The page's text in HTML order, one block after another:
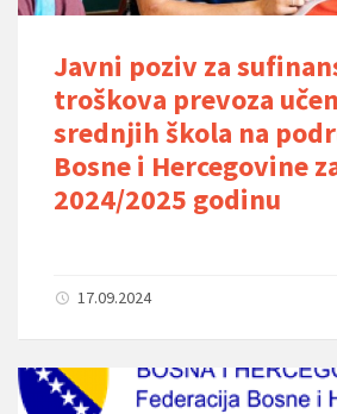
Javni poziv za
troškova prevoza
srednjih škola na
Bosne i Hercegovine
2024/2025 godinu
17.09.2024